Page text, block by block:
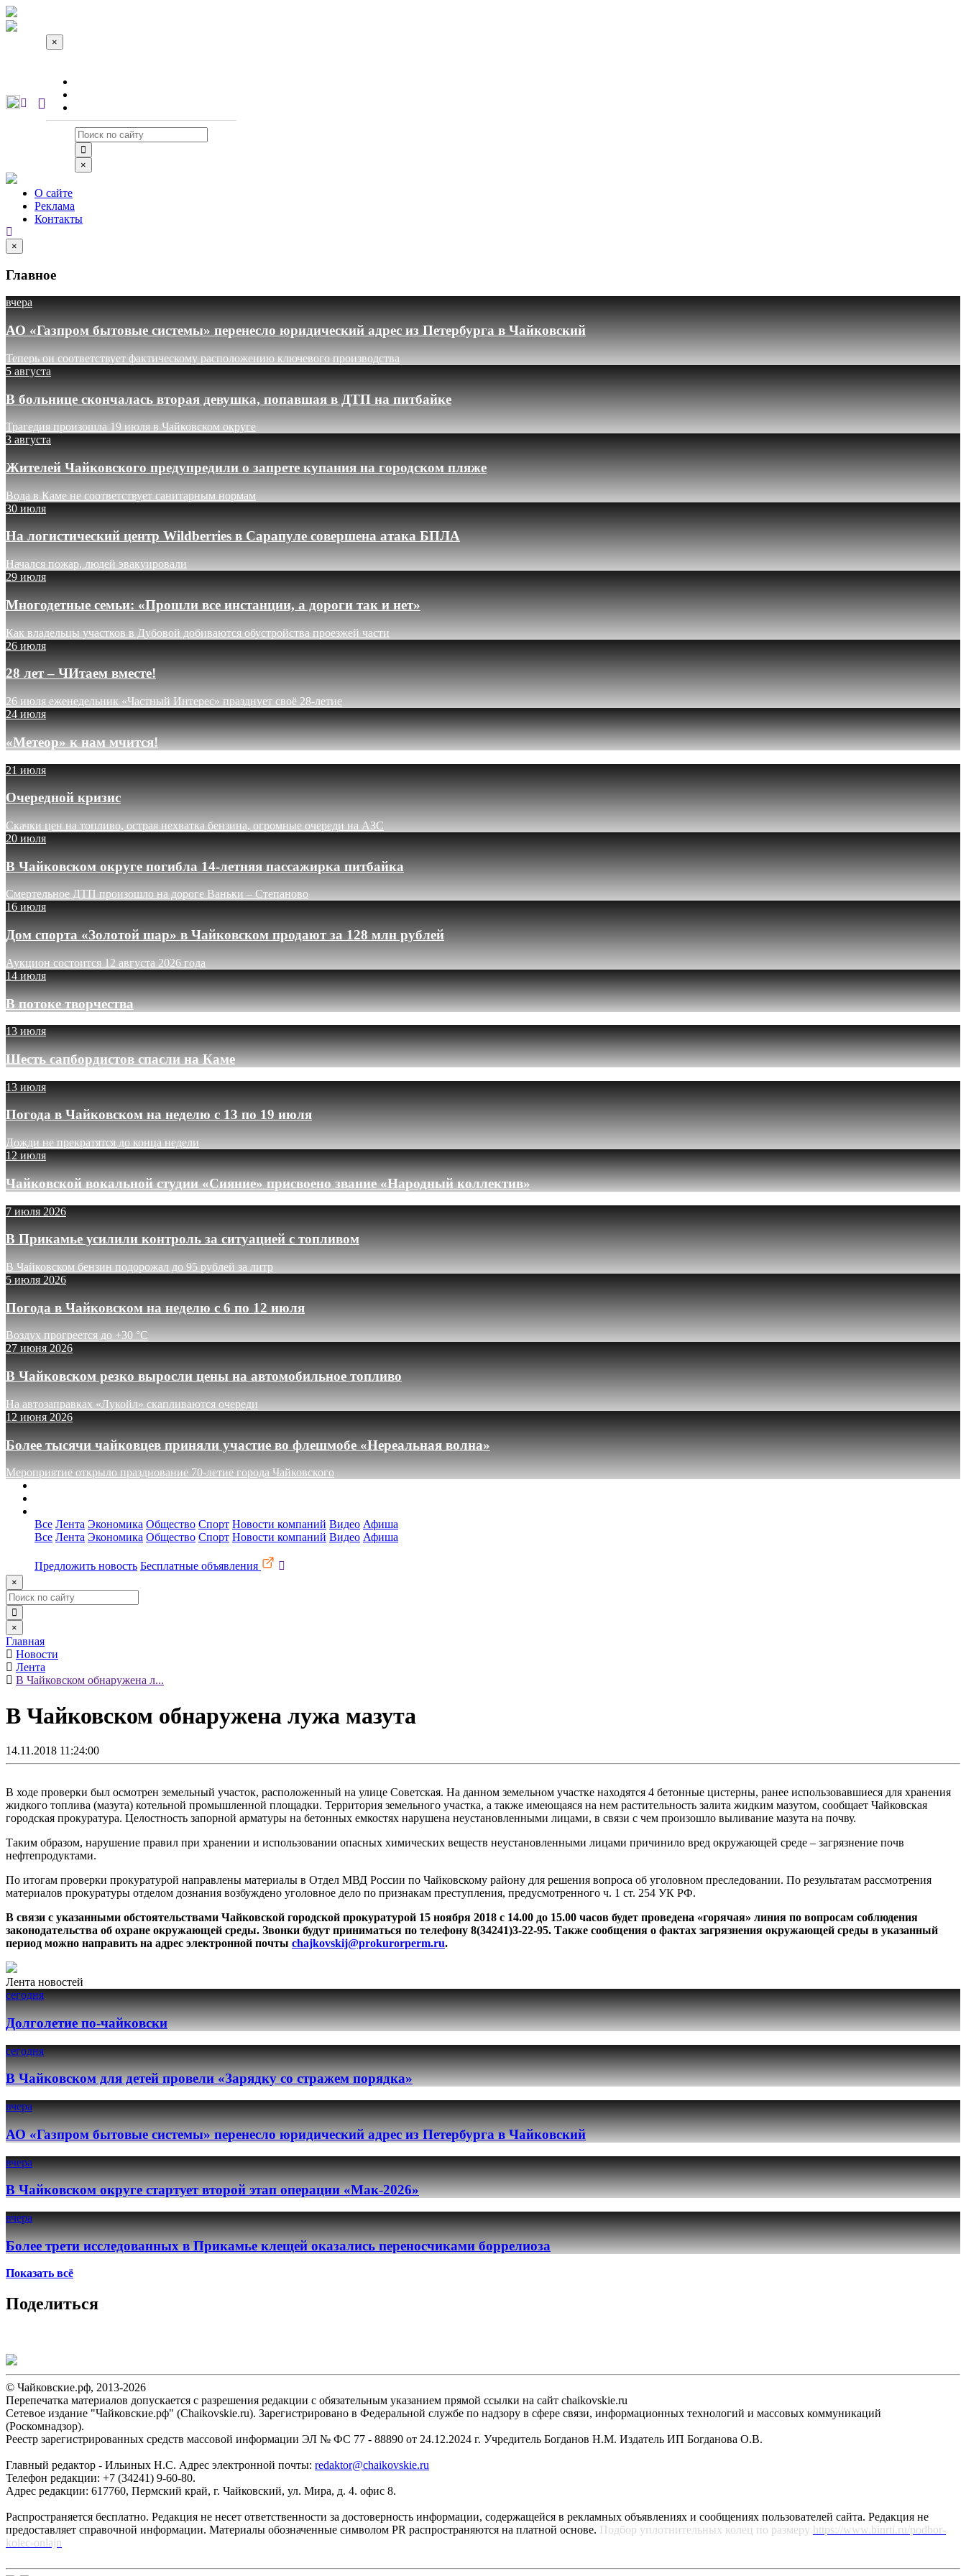
×
×
О сайте
Реклама
Контакты
×
Главное
вчера
АО «Газпром бытовые системы» перенесло юридический адрес из Петербурга в Чайковский
Теперь он соответствует фактическому расположению ключевого производства
5 августа
В больнице скончалась вторая девушка, попавшая в ДТП на питбайке
Трагедия произошла 19 июля в Чайковском округе
3 августа
Жителей Чайковского предупредили о запрете купания на городском пляже
Вода в Каме не соответствует санитарным нормам
30 июля
На логистический центр Wildberries в Сарапуле совершена атака БПЛА
Начался пожар, людей эвакуировали
29 июля
Многодетные семьи: «Прошли все инстанции, а дороги так и нет»
Как владельцы участков в Дубовой добиваются обустройства проезжей части
26 июля
28 лет – ЧИтаем вместе!
26 июля еженедельник «Частный Интерес» празднует своё 28-летие
24 июля
«Метеор» к нам мчится!
21 июля
Очередной кризис
Скачки цен на топливо, острая нехватка бензина, огромные очереди на АЗС
20 июля
В Чайковском округе погибла 14-летняя пассажирка питбайка
Смертельное ДТП произошло на дороге Ваньки – Степаново
16 июля
Дом спорта «Золотой шар» в Чайковском продают за 128 млн рублей
Аукцион состоится 12 августа 2026 года
14 июля
В потоке творчества
13 июля
Шесть сапбордистов спасли на Каме
13 июля
Погода в Чайковском на неделю с 13 по 19 июля
Дожди не прекратятся до конца недели
12 июля
Чайковской вокальной студии «Сияние» присвоено звание «Народный коллектив»
7 июля 2026
В Прикамье усилили контроль за ситуацией с топливом
В Чайковском бензин подорожал до 95 рублей за литр
5 июля 2026
Погода в Чайковском на неделю с 6 по 12 июля
Воздух прогреется до +30 °C
27 июня 2026
В Чайковском резко выросли цены на автомобильное топливо
На автозаправках «Лукойл» скапливаются очереди
12 июня 2026
Более тысячи чайковцев приняли участие во флешмобе «Нереальная волна»
Мероприятие открыло празднование 70-летие города Чайковского
Все Лента Экономика Общество Спорт Новости компаний Видео Афиша
Все Лента Экономика Общество Спорт Новости компаний Видео Афиша
Предложить новость Бесплатные объявления
×
×
Главная
Новости
Лента
В Чайковском обнаружена л...
В Чайковском обнаружена лужа мазута
14.11.2018 11:24:00
В ходе проверки был осмотрен земельный участок, расположенный на улице Советская. На данном земельном участке находятся 4 бетонные цистерны, ранее использовавшиеся для хранения
жидкого топлива (мазута) котельной промышленной площадки. Территория земельного участка, а также имеющаяся на нем растительность залита жидким мазутом, сообщает Чайковская
городская прокуратура. Целостность запорной арматуры на бетонных емкостях нарушена неустановленными лицами, в связи с чем произошло выливание мазута на почву.
Таким образом, нарушение правил при хранении и использовании опасных химических веществ неустановленными лицами причинило вред окружающей среде – загрязнение почв
нефтепродуктами.
По итогам проверки прокуратурой направлены материалы в Отдел МВД России по Чайковскому району для решения вопроса об уголовном преследовании. По результатам рассмотрения
материалов прокуратуры отделом дознания возбуждено уголовное дело по признакам преступления, предусмотренного ч. 1 ст. 254 УК РФ.
В связи с указанными обстоятельствами Чайковской городской прокуратурой 15 ноября 2018 с 14.00 до 15.00 часов будет проведена «горячая» линия по вопросам соблюдения
законодательства об охране окружающей среды. Звонки будут приниматься по телефону 8(34241)3-22-95. Также сообщения о фактах загрязнения окружающей среды в указанный
период можно направить на адрес электронной почты chajkovskij@prokurorperm.ru.
Лента новостей
сегодня
Долголетие по-чайковски
сегодня
В Чайковском для детей провели «Зарядку со стражем порядка»
вчера
АО «Газпром бытовые системы» перенесло юридический адрес из Петербурга в Чайковский
вчера
В Чайковском округе стартует второй этап операции «Мак-2026»
вчера
Более трети исследованных в Прикамье клещей оказались переносчиками боррелиоза
Показать всё
Поделиться
© Чайковские.рф, 2013-2026
Перепечатка материалов допускается с разрешения редакции с обязательным указанием прямой ссылки на сайт chaikovskie.ru
Сетевое издание "Чайковские.рф" (Chaikovskie.ru). Зарегистрировано в Федеральной службе по надзору в сфере связи, информационных технологий и массовых коммуникаций
(Роскомнадзор).
Реестр зарегистрированных средств массовой информации ЭЛ № ФС 77 - 88890 от 24.12.2024 г. Учредитель Богданов Н.М. Издатель ИП Богданова О.В.
Главный редактор - Ильиных Н.С. Адрес электронной почты: redaktor@chaikovskie.ru
Телефон редакции: +7 (34241) 9-60-80.
Адрес редакции: 617760, Пермский край, г. Чайковский, ул. Мира, д. 4. офис 8.
Распространяется бесплатно. Редакция не несет ответственности за достоверность информации, содержащейся в рекламных объявлениях и сообщениях пользователей сайта. Редакция не
предоставляет справочной информации. Материалы обозначенные символом PR распространяются на платной основе. Подбор уплотнительных колец по размеру https://www.binrti.ru/podbor-
kolec-onlajn